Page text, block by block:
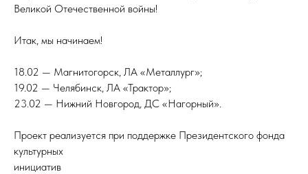
Великой Отечественной войны!
Итак, мы начинаем!
18.02 — Магнитогорск, ЛА «Металлург»;
19.02 — Челябинск, ЛА «Трактор»;
23.02 — Нижний Новгород, ДС «Нагорный».
Проект реализуется при поддержке Президентского фонда
культурных
инициатив